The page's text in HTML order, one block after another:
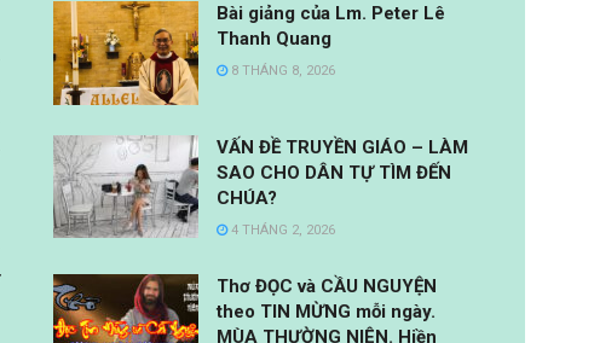
Bài giảng của Lm. Peter Lê
Thanh Quang
8 THÁNG 8, 2026
VẤN ĐỀ TRUYỀN GIÁO – LÀM
SAO CHO DÂN TỰ TÌM ĐẾN
CHÚA?
4 THÁNG 2, 2026
Thơ ĐỌC và CẦU NGUYỆN
theo TIN MỪNG mỗi ngày.
MÙA THƯỜNG NIÊN. Hiền